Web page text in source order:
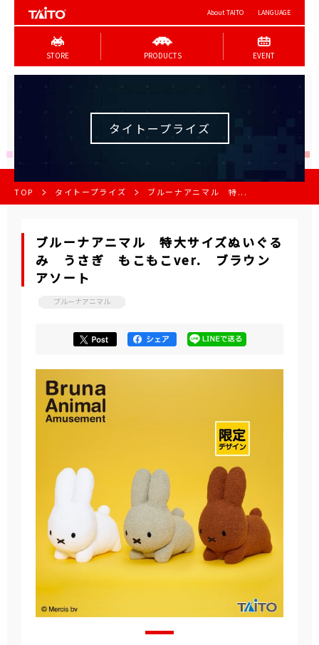
About TAITO LANGUAGE
STORE PRODUCTS EVENT
タイトープライズ
TOP タイトープライズ ブルーナアニマル 特...
ブルーナアニマル 特大サイズぬいぐる
み うさぎ もこもこver. ブラウン
アソート
ブルーナアニマル